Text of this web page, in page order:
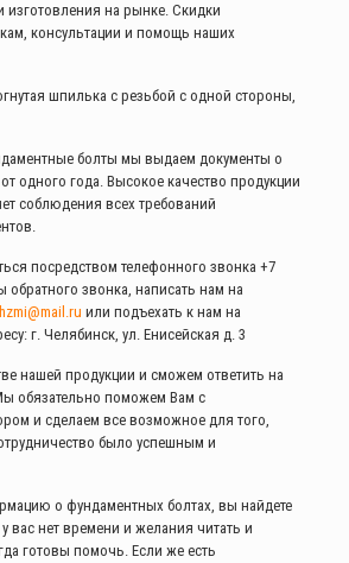
изготовления на рынке. Скидки
консультации и помощь наших
шпилька с резьбой с одной стороны,
болты мы выдаем документы о
одного года. Высокое качество продукции
соблюдения всех требований
посредством телефонного звонка +7
звонка, написать нам на
или подъехать к нам на
г. Челябинск, ул. Енисейская д. 3
нашей продукции и сможем ответить на
обязательно поможем Вам с
и сделаем все возможное для того,
было успешным и
о фундаментных болтах, вы найдете
вас нет времени и желания читать и
готовы помочь. Если же есть